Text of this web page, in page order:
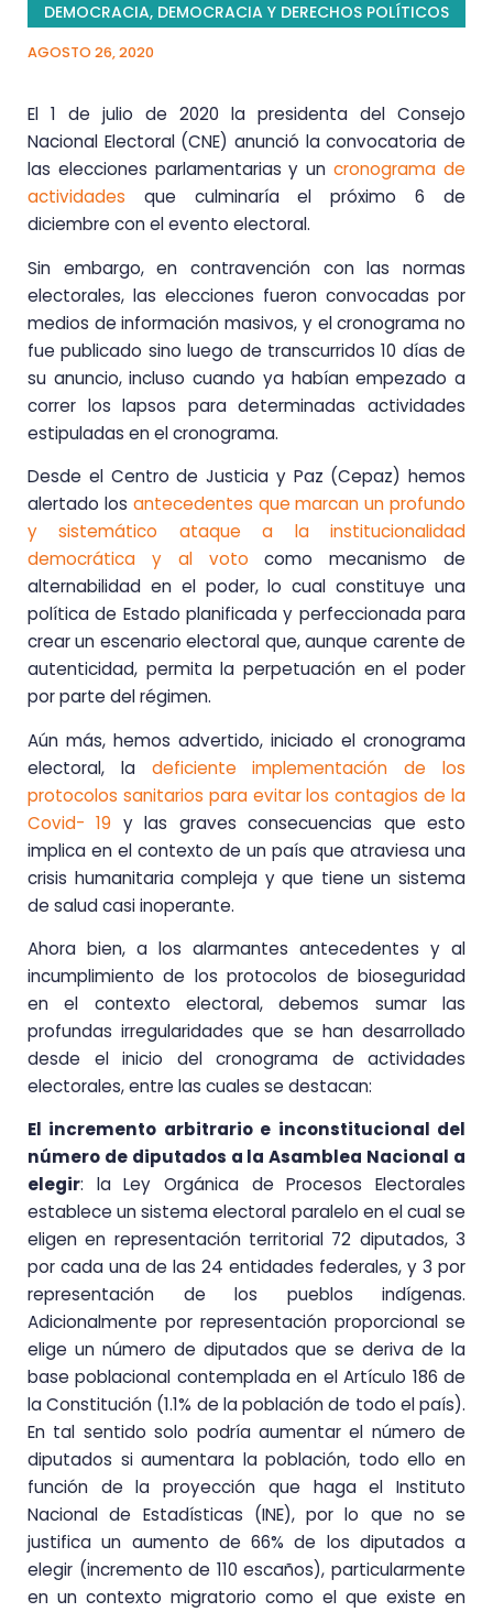
DEMOCRACIA, DEMOCRACIA Y DERECHOS POLÍTICOS
AGOSTO 26, 2020
El 1 de julio de 2020 la presidenta del Consejo
Nacional Electoral (CNE) anunció la convocatoria de
las elecciones parlamentarias y uncronograma de
actividades que culminaría el próximo 6 de
diciembre con el evento electoral.
Sin embargo, en contravención con las normas
electorales, las elecciones fueron convocadas por
medios de información masivos, y el cronograma no
fue publicado sino luego de transcurridos 10 días de
su anuncio, incluso cuando ya habían empezado a
correr los lapsos para determinadas actividades
estipuladas en el cronograma.
Desde el Centro de Justicia y Paz (Cepaz) hemos
alertado los antecedentes que marcan un profundo
y sistemático ataque a la institucionalidad
democrática y al voto como mecanismo de
alternabilidad en el poder, lo cual constituye una
política de Estado planificada y perfeccionada para
crear un escenario electoral que, aunque carente de
autenticidad, permita la perpetuación en el poder
por parte del régimen.
Aún más, hemos advertido, iniciado el cronograma
electoral, la deficiente implementación de los
protocolos sanitarios para evitar los contagios de la
Covid- 19 y las graves consecuencias que esto
implica en el contexto de un país que atraviesa una
crisis humanitaria compleja y que tiene un sistema
de salud casi inoperante.
Ahora bien, a los alarmantes antecedentes y al
incumplimiento de los protocolos de bioseguridad
en el contexto electoral, debemos sumar las
profundas irregularidades que se han desarrollado
desde el inicio del cronograma de actividades
electorales, entre las cuales se destacan:
El incremento arbitrario e inconstitucional del
número de diputados a la Asamblea Nacional a
elegir: la Ley Orgánica de Procesos Electorales
establece un sistema electoral paralelo en el cual se
eligen en representación territorial 72 diputados, 3
por cada una de las 24 entidades federales, y 3 por
representación de los pueblos indígenas.
Adicionalmente por representación proporcional se
elige un número de diputados que se deriva de la
base poblacional contemplada en el Artículo 186 de
la Constitución (1.1% de la población de todo el país).
En tal sentido solo podría aumentar el número de
diputados si aumentara la población, todo ello en
función de la proyección que haga el Instituto
Nacional de Estadísticas (INE), por lo que no se
justifica un aumento de 66% de los diputados a
elegir (incremento de 110 escaños), particularmente
en un contexto migratorio como el que existe en